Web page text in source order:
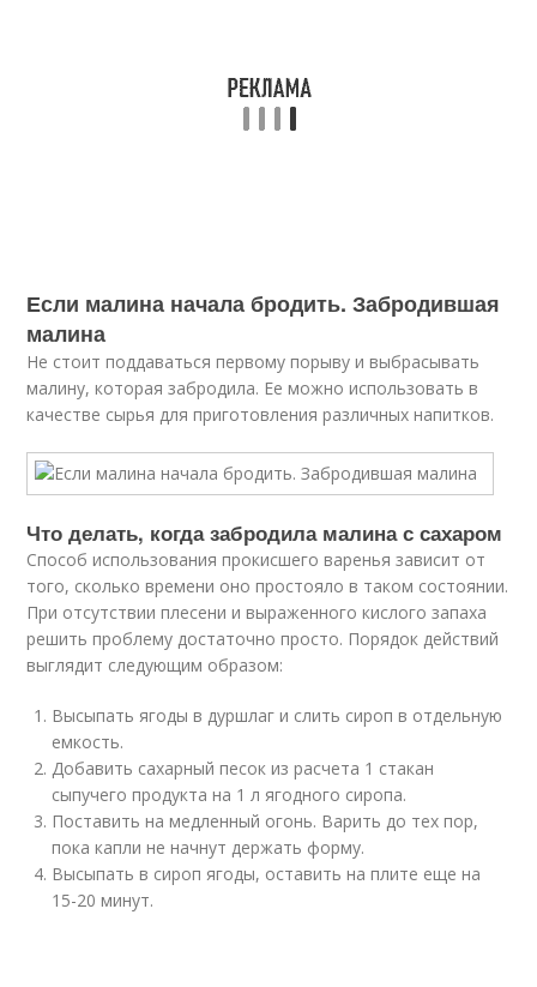
Если малина начала бродить. Забродившая
малина
Не стоит поддаваться первому порыву и выбрасывать
малину, которая забродила. Ее можно использовать в
качестве сырья для приготовления различных напитков.
Что делать, когда забродила малина с сахаром
Способ использования прокисшего варенья зависит от
того, сколько времени оно простояло в таком состоянии.
При отсутствии плесени и выраженного кислого запаха
решить проблему достаточно просто. Порядок действий
выглядит следующим образом:
Высыпать ягоды в дуршлаг и слить сироп в отдельную
емкость.
Добавить сахарный песок из расчета 1 стакан
сыпучего продукта на 1 л ягодного сиропа.
Поставить на медленный огонь. Варить до тех пор,
пока капли не начнут держать форму.
Высыпать в сироп ягоды, оставить на плите еще на
15-20 минут.